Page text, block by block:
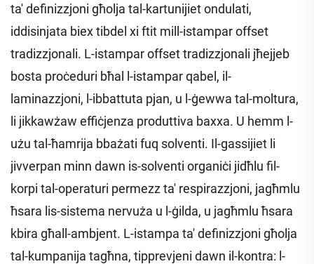
ta' definizzjoni għolja tal-kartunijiet ondulati,
iddisinjata biex tibdel xi ftit mill-istampar offset
tradizzjonali. L-istampar offset tradizzjonali jħejjeb
bosta proċeduri bħal l-istampar qabel, il-
laminazzjoni, l-ibbattuta pjan, u l-ġewwa tal-moltura,
li jikkawżaw effiċjenza produttiva baxxa. U hemm l-
użu tal-ħamrija bbażati fuq solventi. Il-gassijiet li
jivverpan minn dawn is-solventi organiċi jidħlu fil-
korpi tal-operaturi permezz ta' respirazzjoni, jagħmlu
ħsara lis-sistema nervuża u l-ġilda, u jagħmlu ħsara
kbira għall-ambjent. L-istampa ta' definizzjoni għolja
tal-kumpanija tagħna, tipprevjeni dawn il-kontra: l-